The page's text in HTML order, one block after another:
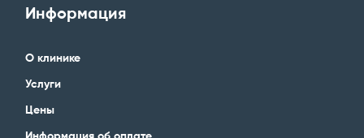
Информация
О клинике
Услуги
Цены